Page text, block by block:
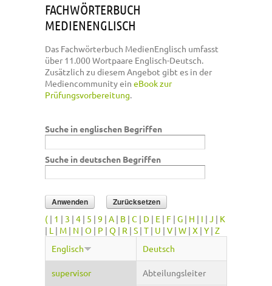
FACHWÖRTERBUCH
MEDIENENGLISCH
Das Fachwörterbuch MedienEnglisch umfasst
über 11.000 Wortpaare Englisch-Deutsch.
Zusätzlich zu diesem Angebot gibt es in der
Mediencommunity ein eBook zur
Prüfungsvorbereitung.
Suche in englischen Begriffen
Suche in deutschen Begriffen
( | 1 | 3 | 4 | 5 | 9 | A | B | C | D | E | F | G | H | I | J | K
| L | M | N | O | P | Q | R | S | T | U | V | W | X | Y | Z
Englisch
Deutsch
supervisor Abteilungsleiter